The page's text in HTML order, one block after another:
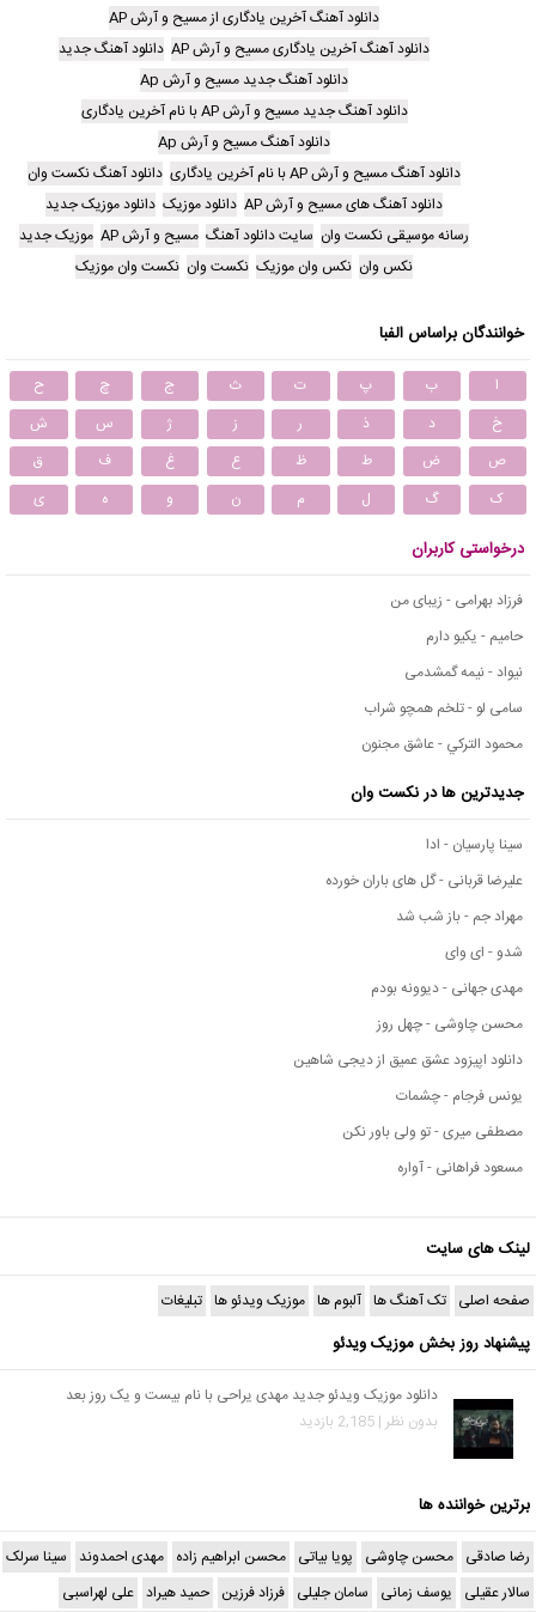
دانلود آهنگ آخرین یادگاری از مسیح و آرش AP
دانلود آهنگ آخرین یادگاری مسیح و آرش AP
دانلود آهنگ جدید
دانلود آهنگ جدید مسیح و آرش Ap
دانلود آهنگ جدید مسیح و آرش AP با نام آخرین یادگاری
دانلود آهنگ مسیح و آرش Ap
دانلود آهنگ مسیح و آرش AP با نام آخرین یادگاری
دانلود آهنگ نکست وان
دانلود آهنگ های مسیح و آرش AP
دانلود موزیک دانلود موزیک جدید
رسانه موسیقی نکست وان سایت دانلود آهنگ مسیح و آرش AP
موزیک جدید
نکس وان نکس وان موزیک نکست وان نکست وان موزیک
خوانندگان براساس الفبا
ا ب پ ت ث ج چ
ح
خ
د ذ ر ز ژ س
ش
ص
ض ط ظ ع غ ف
ق
ک
گ ل م ن و ه ی
درخواستی کاربران
فرزاد بهرامی - زیبای من
حامیم - یکیو دارم
نیواد - نیمه گمشدمی
سامی لو - تلخم همچو شراب
محمود التركي - عاشق مجنون
جدیدترین ها در نکست وان
سینا پارسیان - ادا
علیرضا قربانی - گل های باران خورده
مهراد جم - باز شب شد
شدو - ای وای
مهدی جهانی - دیوونه بودم
محسن چاوشی - چهل روز
دانلود اپیزود عشق عمیق از دیجی شاهین
یونس فرجام - چشمات
مصطفی میری - تو ولی باور نکن
مسعود فراهانی - آواره
لینک های سایت
صفحه اصلی تک آهنگ ها آلبوم ها موزیک ویدئو ها تبلیغات
پیشنهاد روز بخش موزیک ویدئو
دانلود موزیک ویدئو جدید مهدی یراحی با نام بیست و یک روز بعد
بدون نظر | 2,185 بازدید
برترین خواننده ها
رضا صادقی محسن چاوشی پویا بیاتی محسن ابراهیم زاده مهدی احمدوند سینا سرلک
سالار عقیلی یوسف زمانی سامان جلیلی فرزاد فرزین حمید هیراد علی لهراسبی